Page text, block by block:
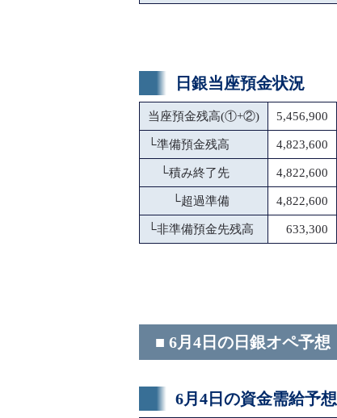
日銀当座預金状況
当座預金残高(①+②) 5,456,900
└準備預金残高 4,823,600
└積み終了先 4,822,600
└超過準備 4,822,600
└非準備預金先残高 633,300
■ 6月4日の日銀オペ予想
6月4日の資金需給予想